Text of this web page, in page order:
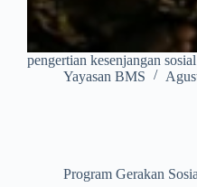
pengertian kesenjangan sosial
Yayasan BMS
Program Gerakan